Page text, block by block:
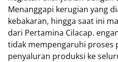
Menanggapi kerugian yang
kebakaran, hingga saat ini
dari Pertamina Cilacap.
tidak mempengaruhi proses
penyaluran produksi ke